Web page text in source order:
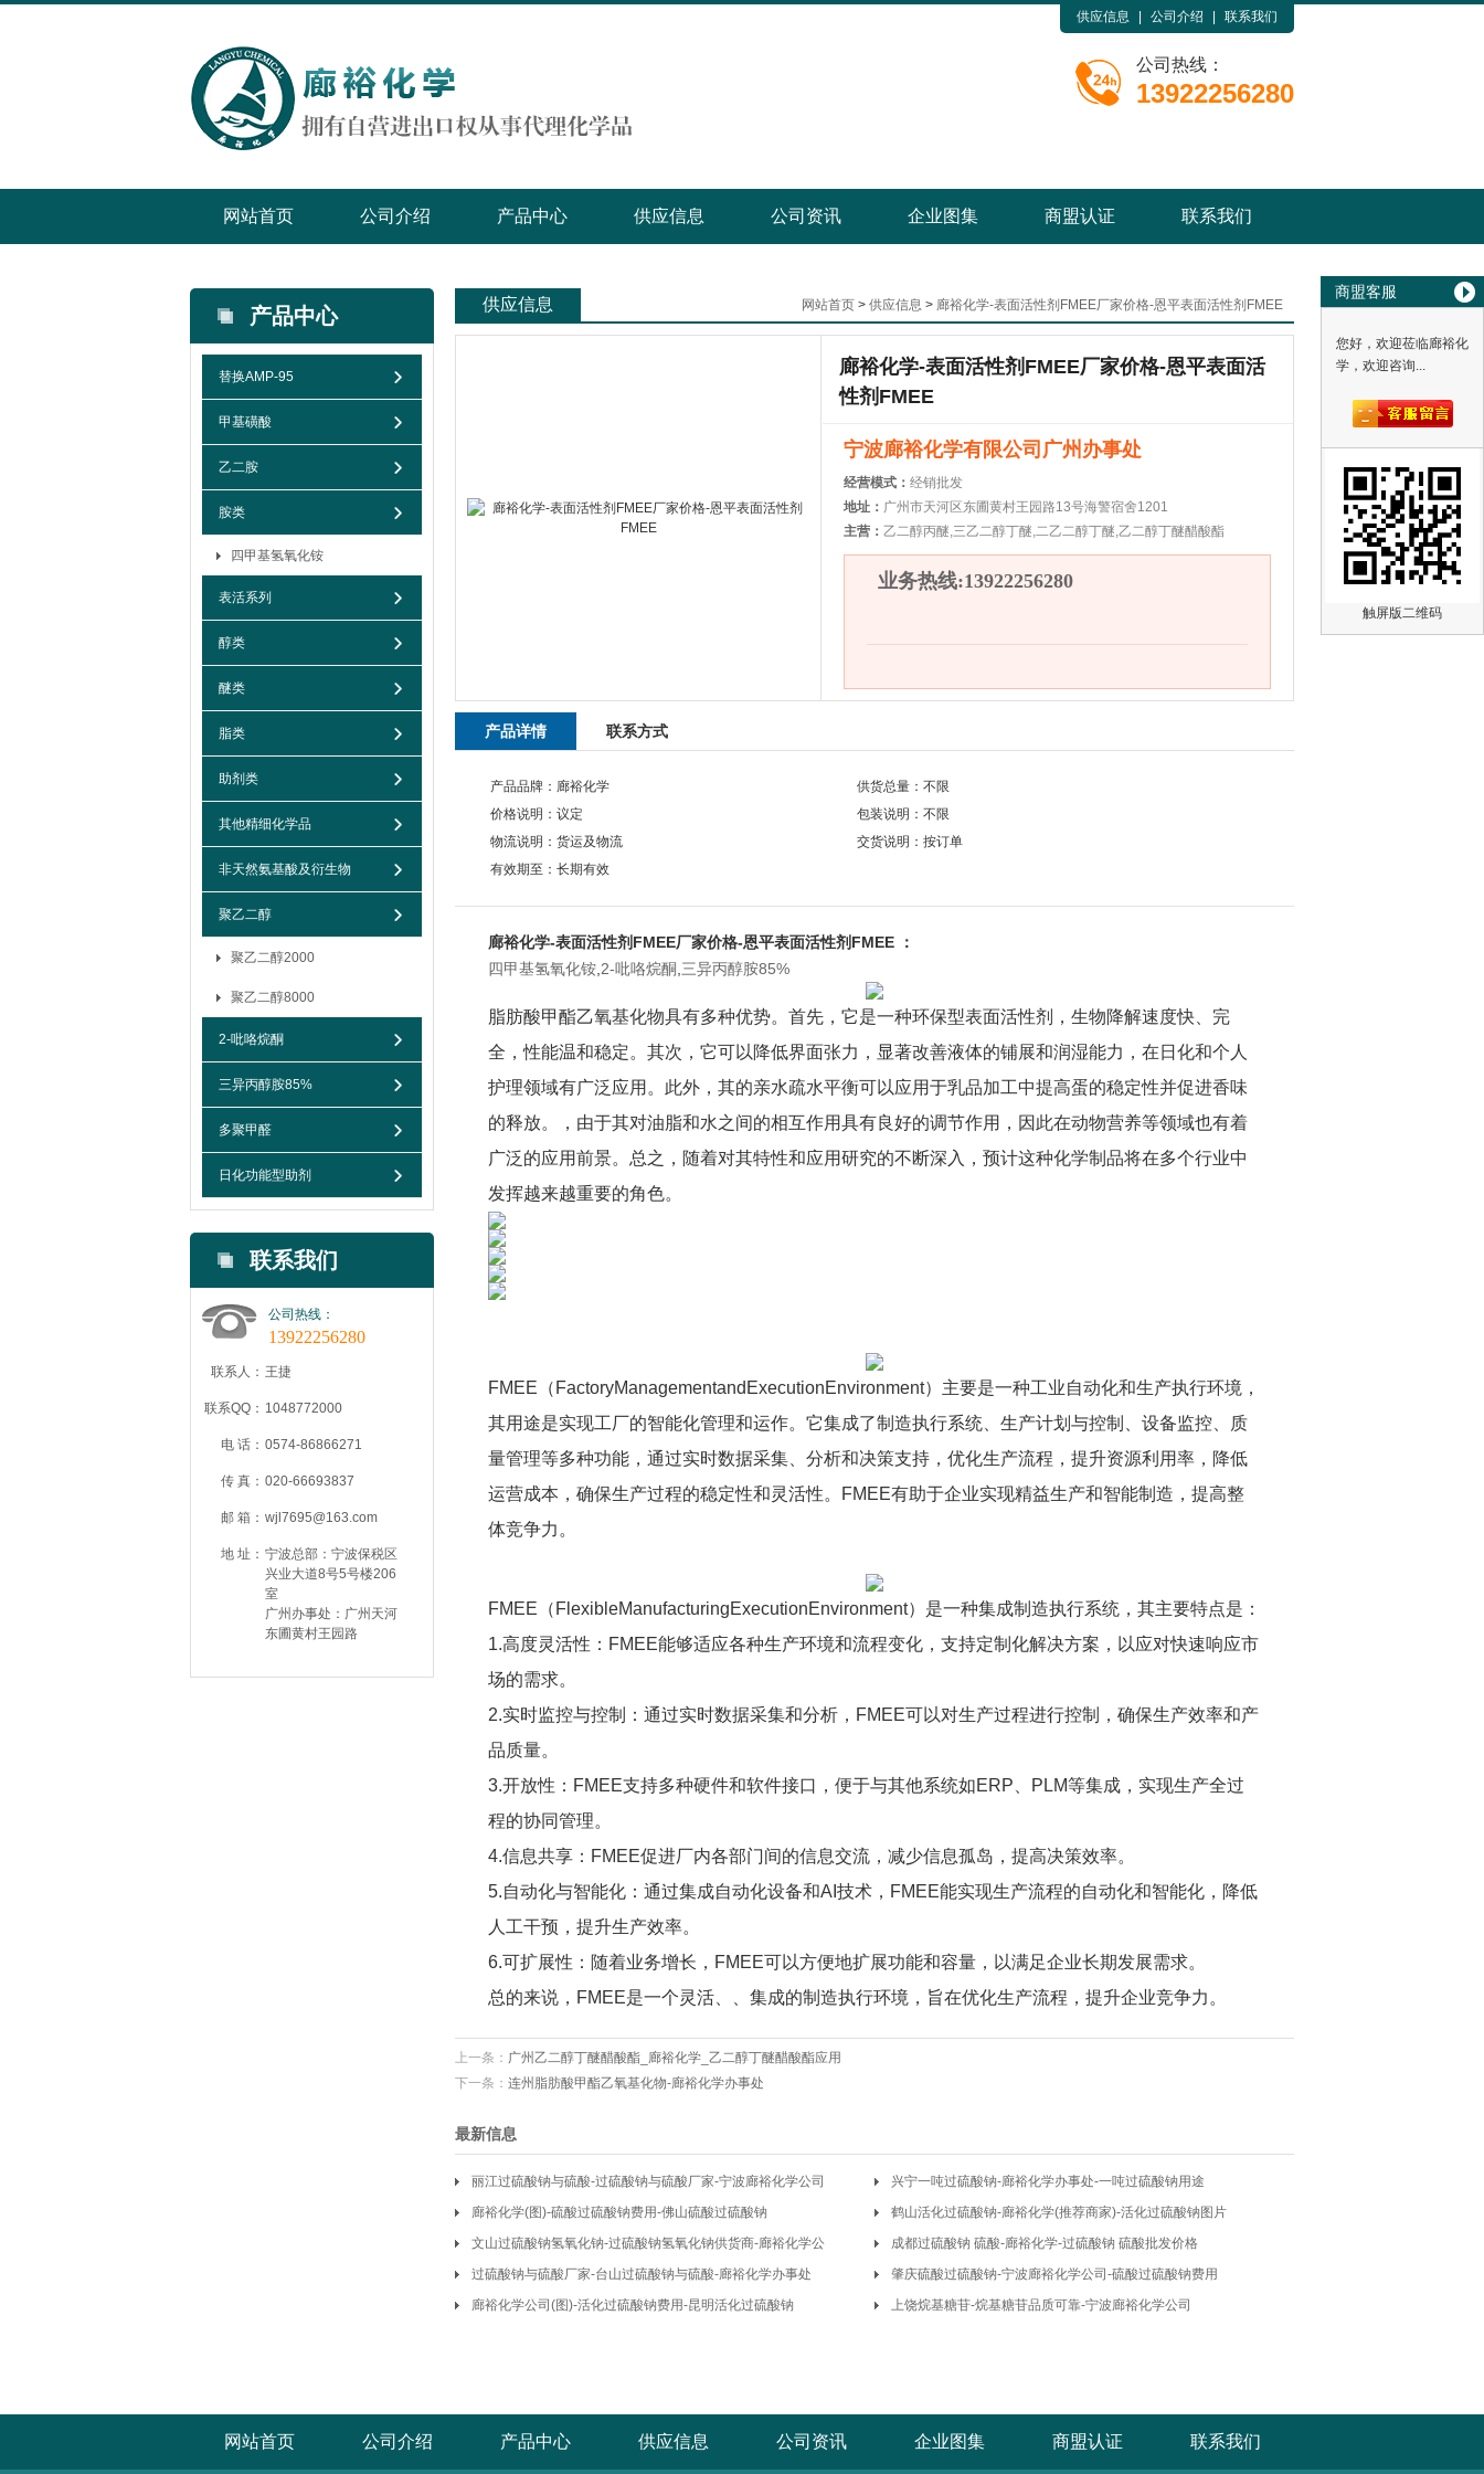
商盟客服
您好，欢迎莅临廊裕化
学，欢迎咨询...
触屏版二维码
供应信息 公司介绍 联系我们
公司热线：
13922256280
网站首页 公司介绍 产品中心 供应信息 公司资讯 企业图集 商盟认证 联系我们
产品中心
替换AMP-95
甲基磺酸
乙二胺
胺类
四甲基氢氧化铵
表活系列
醇类
醚类
脂类
助剂类
其他精细化学品
非天然氨基酸及衍生物
聚乙二醇
聚乙二醇2000
聚乙二醇8000
2-吡咯烷酮
三异丙醇胺85%
多聚甲醛
日化功能型助剂
联系我们
公司热线：
13922256280
联系人： 王捷
联系QQ： 1048772000
电 话： 0574-86866271
传 真： 020-66693837
邮 箱： wjl7695@163.com
地 址： 宁波总部：宁波保税区
兴业大道8号5号楼206
室
广州办事处：广州天河
东圃黄村王园路
网站首页 > 供应信息 > 廊裕化学-表面活性剂FMEE厂家价格-恩平表面活性剂FMEE
供应信息
廊裕化学-表面活性剂FMEE厂家价格-恩平表面活
性剂FMEE
宁波廊裕化学有限公司广州办事处
经营模式： 经销批发
地址： 广州市天河区东圃黄村王园路13号海警宿舍1201
主营： 乙二醇丙醚,三乙二醇丁醚,二乙二醇丁醚,乙二醇丁醚醋酸酯
业务热线:13922256280
产品详情 联系方式
产品品牌：廊裕化学
供货总量：不限
价格说明：议定
包装说明：不限
物流说明：货运及物流
交货说明：按订单
有效期至：长期有效
廊裕化学-表面活性剂FMEE厂家价格-恩平表面活性剂FMEE ：
四甲基氢氧化铵 2-吡咯烷酮 三异丙醇胺85%
脂肪酸甲酯乙氧基化物具有多种优势。首先，它是一种环保型表面活性剂，生物降解速度快、完
全，性能温和稳定。其次，它可以降低界面张力，显著改善液体的铺展和润湿能力，在日化和个人
护理领域有广泛应用。此外，其的亲水疏水平衡可以应用于乳品加工中提高蛋的稳定性并促进香味
的释放。，由于其对油脂和水之间的相互作用具有良好的调节作用，因此在动物营养等领域也有着
广泛的应用前景。总之，随着对其特性和应用研究的不断深入，预计这种化学制品将在多个行业中
发挥越来越重要的角色。
FMEE（FactoryManagementandExecutionEnvironment）主要是一种工业自动化和生产执行环境，
其用途是实现工厂的智能化管理和运作。它集成了制造执行系统、生产计划与控制、设备监控、质
量管理等多种功能，通过实时数据采集、分析和决策支持，优化生产流程，提升资源利用率，降低
运营成本，确保生产过程的稳定性和灵活性。FMEE有助于企业实现精益生产和智能制造，提高整
体竞争力。
FMEE（FlexibleManufacturingExecutionEnvironment）是一种集成制造执行系统，其主要特点是：
1.高度灵活性：FMEE能够适应各种生产环境和流程变化，支持定制化解决方案，以应对快速响应市
场的需求。
2.实时监控与控制：通过实时数据采集和分析，FMEE可以对生产过程进行控制，确保生产效率和产
品质量。
3.开放性：FMEE支持多种硬件和软件接口，便于与其他系统如ERP、PLM等集成，实现生产全过
程的协同管理。
4.信息共享：FMEE促进厂内各部门间的信息交流，减少信息孤岛，提高决策效率。
5.自动化与智能化：通过集成自动化设备和AI技术，FMEE能实现生产流程的自动化和智能化，降低
人工干预，提升生产效率。
6.可扩展性：随着业务增长，FMEE可以方便地扩展功能和容量，以满足企业长期发展需求。
总的来说，FMEE是一个灵活、、集成的制造执行环境，旨在优化生产流程，提升企业竞争力。
上一条： 广州乙二醇丁醚醋酸酯_廊裕化学_乙二醇丁醚醋酸酯应用
下一条： 连州脂肪酸甲酯乙氧基化物-廊裕化学办事处
最新信息
丽江过硫酸钠与硫酸-过硫酸钠与硫酸厂家-宁波廊裕化学公司
兴宁一吨过硫酸钠-廊裕化学办事处-一吨过硫酸钠用途
廊裕化学(图)-硫酸过硫酸钠费用-佛山硫酸过硫酸钠
鹤山活化过硫酸钠-廊裕化学(推荐商家)-活化过硫酸钠图片
文山过硫酸钠氢氧化钠-过硫酸钠氢氧化钠供货商-廊裕化学公
司
成都过硫酸钠 硫酸-廊裕化学-过硫酸钠 硫酸批发价格
过硫酸钠与硫酸厂家-台山过硫酸钠与硫酸-廊裕化学办事处
肇庆硫酸过硫酸钠-宁波廊裕化学公司-硫酸过硫酸钠费用
廊裕化学公司(图)-活化过硫酸钠费用-昆明活化过硫酸钠
上饶烷基糖苷-烷基糖苷品质可靠-宁波廊裕化学公司
网站首页 公司介绍 产品中心 供应信息 公司资讯 企业图集 商盟认证 联系我们